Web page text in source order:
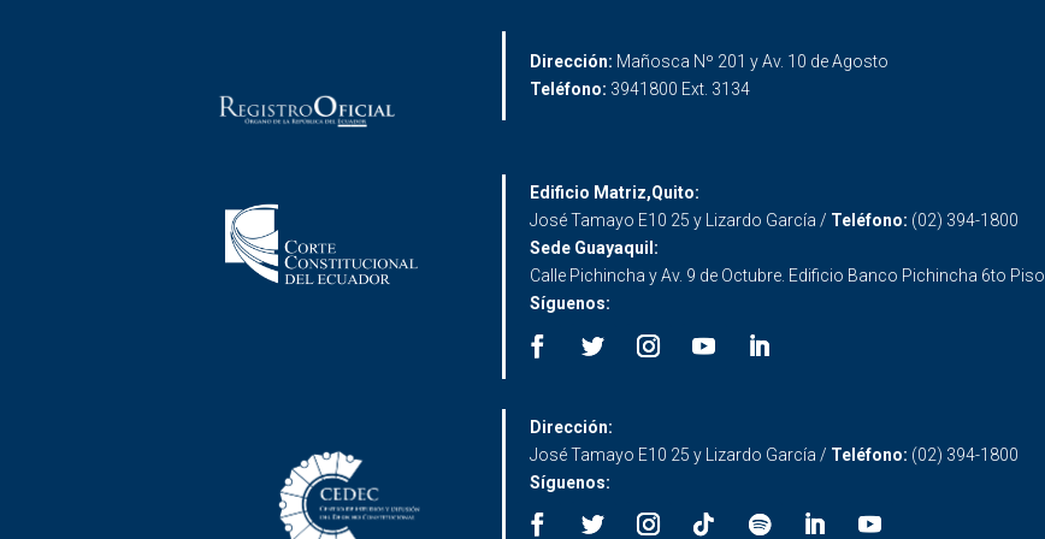
Dirección: Mañosca Nº 201 y Av. 10 de Agosto
Teléfono: 3941800 Ext. 3134
Edificio Matriz,Quito:
José Tamayo E10 25 y Lizardo García / Teléfono: (02) 394-1800
Sede Guayaquil:
Calle Pichincha y Av. 9 de Octubre. Edificio Banco Pichincha 6to Piso
Síguenos:
Dirección:
José Tamayo E10 25 y Lizardo García / Teléfono: (02) 394-1800
Síguenos: